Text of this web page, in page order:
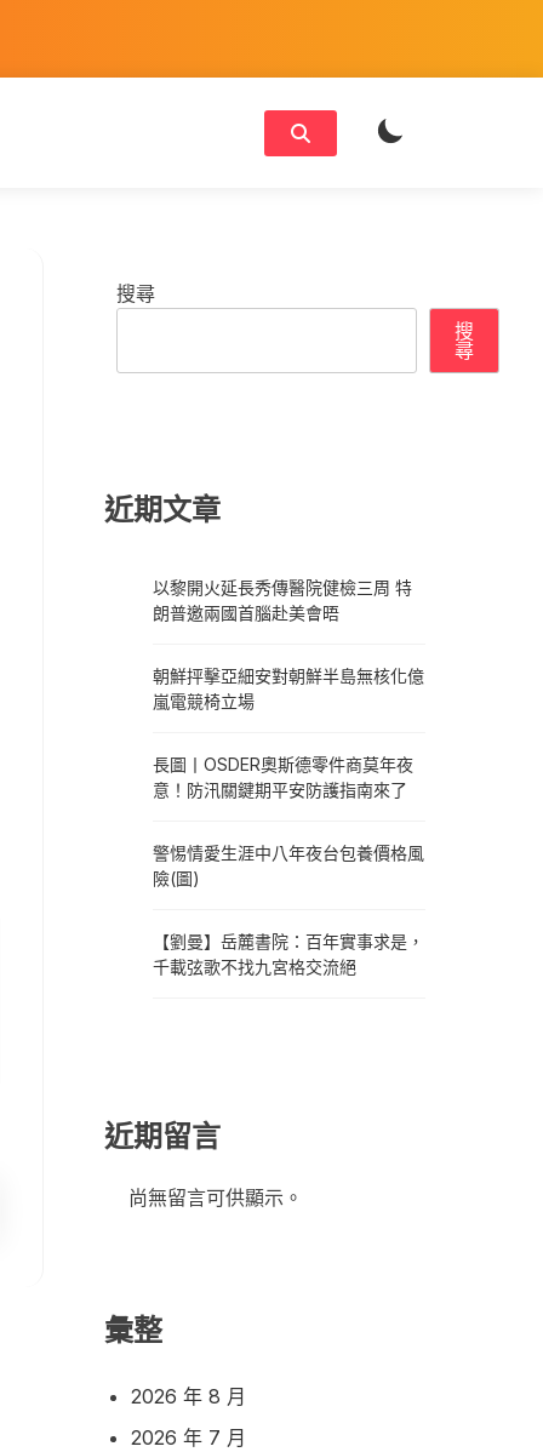
搜尋
搜
尋
近期文章
以黎開火延長秀傳醫院健檢三周 特
朗普邀兩國首腦赴美會晤
朝鮮抨擊亞細安對朝鮮半島無核化億
嵐電競椅立場
長圖丨OSDER奧斯德零件商莫年夜
意！防汛關鍵期平安防護指南來了
警惕情愛生涯中八年夜台包養價格風
險(圖)
【劉曼】岳麓書院：百年實事求是，
千載弦歌不找九宮格交流絕
近期留言
尚無留言可供顯示。
彙整
2026 年 8 月
2026 年 7 月